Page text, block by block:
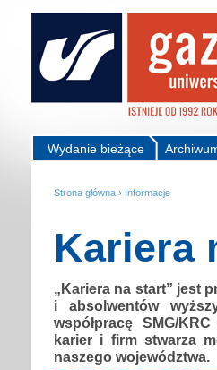
Wydanie bieżące
Strona główna › Informacje
Kariera
„Kariera na start” jest
i absolwentów
współpracę SMG/
karier i firm stwarza
naszego województwa.